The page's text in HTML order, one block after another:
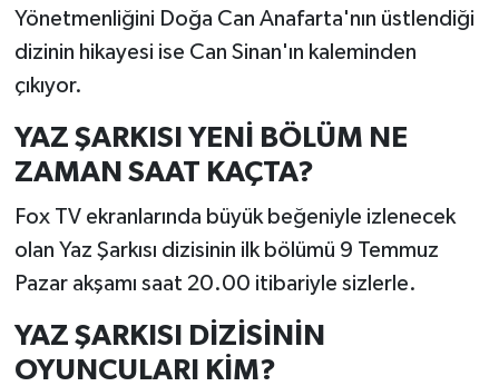
Yönetmenliğini Doğa Can Anafarta'nın üstlendiği
dizinin hikayesi ise Can Sinan'ın kaleminden
çıkıyor.
YAZ ŞARKISI YENİ BÖLÜM NE
ZAMAN SAAT KAÇTA?
Fox TV ekranlarında büyük beğeniyle izlenecek
olan Yaz Şarkısı dizisinin ilk bölümü 9 Temmuz
Pazar akşamı saat 20.00 itibariyle sizlerle.
YAZ ŞARKISI DİZİSİNİN
OYUNCULARI KİM?